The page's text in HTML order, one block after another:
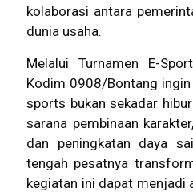
kolaborasi antara
dunia usaha.
Melalui Turnamen E-
Kodim 0908/Bontang ingin
sports bukan sekadar
sarana pembinaan
dan peningkatan daya
tengah pesatnya
kegiatan ini dapat menjadi